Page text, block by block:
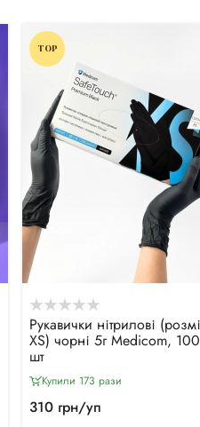
TOP
Рукавички нітрилові
XS) чорні 5г Medicom, 100
шт
Купили 173 рази
310 грн/уп